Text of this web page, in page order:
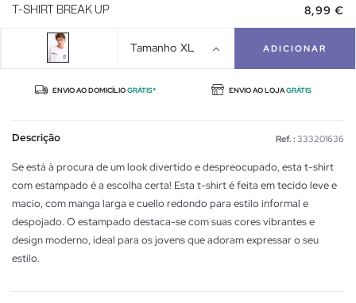
T-SHIRT BREAK UP 8,99 €
Tamanho XL ADICIONAR
ENVIO AO DOMICÍLIOGRÁTIS* ENVIO AO LOJAGRÁTIS
Descrição Ref. : 333201636
Se está à procura de um look divertido e despreocupado, esta t-shirt
com estampado é a escolha certa! Esta t-shirt é feita em tecido leve e
macio, com manga larga e cuello redondo para estilo informal e
despojado. O estampado destaca-se com suas cores vibrantes e
design moderno, ideal para os jovens que adoram expressar o seu
estilo.